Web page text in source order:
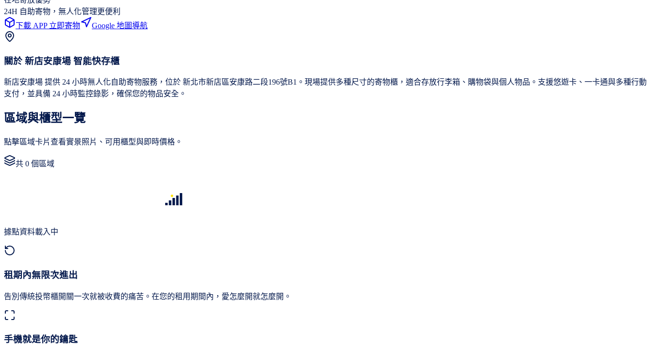
24H 自助寄物，無人化管理更便利
下載 APP 立即寄物
Google 地圖導航
關於 新店安康場 智能快存櫃
新店安康場 提供 24 小時無人化自助寄物服務，位於 新北市新店區安康路二段196號B1。現場提供多種尺寸的寄物櫃，適合存放行李箱、購物袋與個人物品。支援悠遊卡、一卡通與多種行動
支付，並具備 24 小時監控錄影，確保您的物品安全。
區域與櫃型一覽
點擊區域卡片查看實景照片、可用櫃型與即時價格。
共 0 個區域
據點資料載入中
租期內無限次進出
告別傳統投幣櫃開關一次就被收費的痛苦。在您的租用期間內，愛怎麼開就怎麼開。
手機就是你的鑰匙